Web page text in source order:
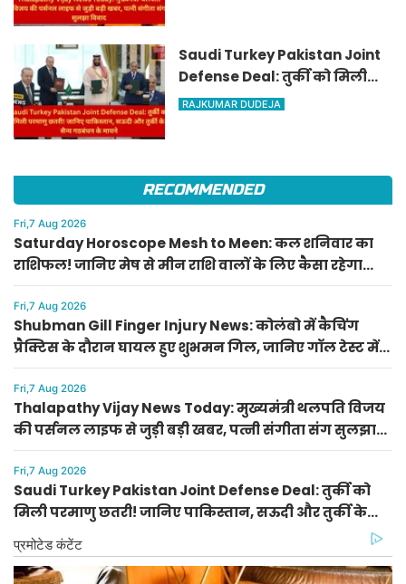
Saudi Turkey Pakistan Joint
Defense Deal: तुर्की को मिली
परमाणु छतरी! जानिए पाकिस्तान,
RAJKUMAR DUDEJA
RECOMMENDED
Fri,7 Aug 2026
Saturday Horoscope Mesh to Meen: कल शनिवार का
राशिफल! जानिए मेष से मीन राशि वालों के लिए कैसा रहेगा
दिन, किसे मिलेगा आर्थिक लाभ
Fri,7 Aug 2026
Shubman Gill Finger Injury News: कोलंबो में कैचिंग
प्रैक्टिस के दौरान घायल हुए शुभमन गिल, जानिए गॉल टेस्ट में
खेलेंगे या नहीं
Fri,7 Aug 2026
Thalapathy Vijay News Today: मुख्यमंत्री थलपति विजय
की पर्सनल लाइफ से जुड़ी बड़ी खबर, पत्नी संगीता संग सुलझा
विवाद
Fri,7 Aug 2026
Saudi Turkey Pakistan Joint Defense Deal: तुर्की को
मिली परमाणु छतरी! जानिए पाकिस्तान, सऊदी और तुर्की के
सैन्य गठबंधन के मायने